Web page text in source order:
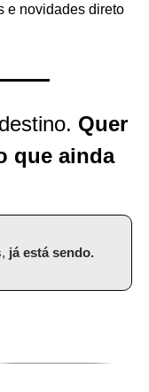
novidades direto
Quer
que ainda
já está sendo.